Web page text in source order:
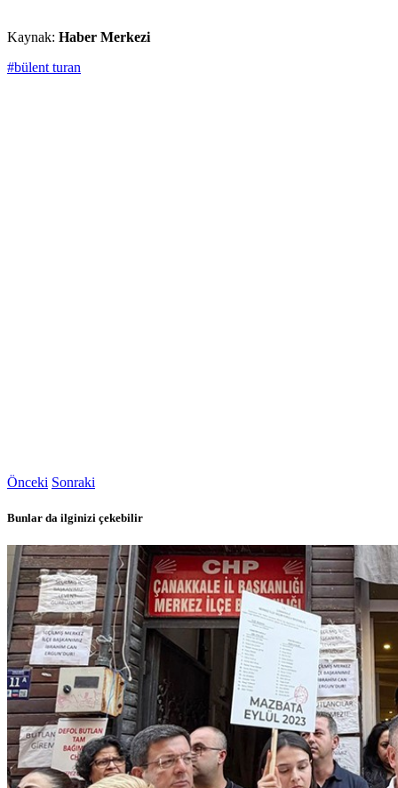
Kaynak: Haber Merkezi
#bülent turan
Önceki Sonraki
Bunlar da ilginizi çekebilir